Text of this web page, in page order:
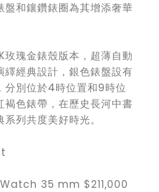
盤和鑲鑽錶圈為其增添奢華
玫瑰金錶殼版本，超薄自動
繹經典設計，銀色錶盤設有
分別位於4時位置和9時位
褐色錶帶，在歷史長河中書
列共度美好時光。
35 mm $211,000